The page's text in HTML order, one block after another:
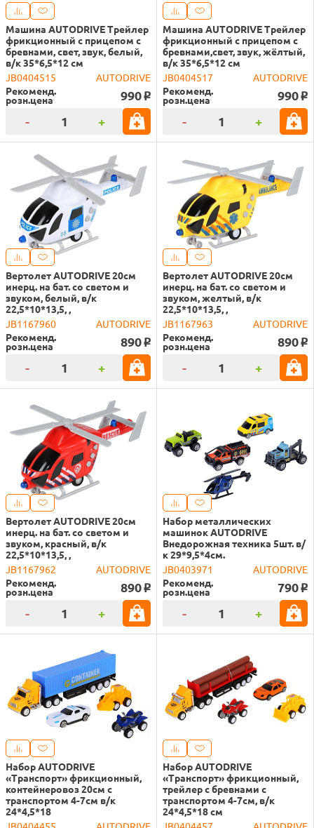
Машина AUTODRIVE Трейлер
фрикционный с прицепом с
бревнами, свет, звук, белый,
в/к 35*6,5*12 см
JB0404515
AUTODRIVE
Рекоменд.
розн.цена 990 o
- +
Машина AUTODRIVE Трейлер
фрикционный с прицепом с
бревнами,свет, звук, жёлтый,
в/к 35*6,5*12 см
JB0404517
AUTODRIVE
Рекоменд.
розн.цена 990 o
- +
Вертолет AUTODRIVE 20см
инерц. на бат. со светом и
звуком, белый, в/к
22,5*10*13,5, ,
JB1167960
AUTODRIVE
Рекоменд.
розн.цена 890 o
- +
Вертолет AUTODRIVE 20см
инерц. на бат. со светом и
звуком, желтый, в/к
22,5*10*13,5, ,
JB1167963
AUTODRIVE
Рекоменд.
розн.цена 890 o
- +
Вертолет AUTODRIVE 20см
инерц. на бат. со светом и
звуком, красный, в/к
22,5*10*13,5, ,
JB1167962
AUTODRIVE
Рекоменд.
розн.цена 890 o
- +
Набор металлических
машинок AUTODRIVE
Внедорожная техника 5шт. в/
к 29*9,5*4см.
JB0403971
AUTODRIVE
Рекоменд.
розн.цена 790 o
- +
Набор AUTODRIVE
«Транспорт» фрикционный,
контейнеровоз 20см с
транспортом 4-7см в/к
24*4,5*18
Набор AUTODRIVE
«Транспорт» фрикционный,
трейлер с бревнами с
транспортом 4-7см, в/к
24*4,5*18 см